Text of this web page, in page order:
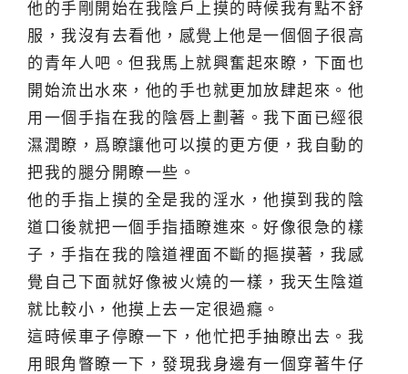
他的手剛開始在我陰戶上摸的時候我有點不舒
服，我沒有去看他，感覺上他是一個個子很高
的青年人吧。但我馬上就興奮起來瞭，下面也
開始流出水來，他的手也就更加放肆起來。他
用一個手指在我的陰唇上劃著。我下面已經很
濕潤瞭，爲瞭讓他可以摸的更方便，我自動的
把我的腿分開瞭一些。
他的手指上摸的全是我的淫水，他摸到我的陰
道口後就把一個手指插瞭進來。好像很急的樣
子，手指在我的陰道裡面不斷的摳摸著，我感
覺自己下面就好像被火燒的一樣，我天生陰道
就比較小，他摸上去一定很過癮。
這時候車子停瞭一下，他忙把手抽瞭出去。我
用眼角瞥瞭一下，發現我身邊有一個穿著牛仔